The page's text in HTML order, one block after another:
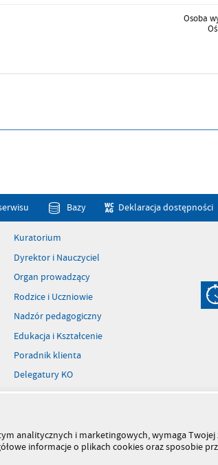
Osoba
Bazy Deklaracja dostępności
Kuratorium
Dyrektor i Nauczyciel
Organ prowadzący
Rodzice i Uczniowie
Nadzór pedagogiczny
Edukacja i Kształcenie
Poradnik klienta
Delegatury KO
Patronaty
Wolne stanowiska pracy
Kiermasz książek
analitycznych i marketingowych, wymaga
informacje o plikach cookies oraz sposobie